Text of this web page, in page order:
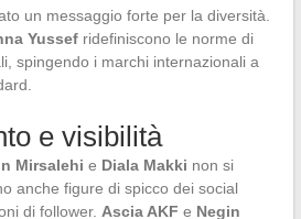
un messaggio forte per la diversità.
Yussefridefiniscono le norme di
spingendo i marchi internazionali a
e visibilità
Mirsalehi e Diala Makki non si
anche figure di spicco dei social
di follower. Ascia AKF e Negin